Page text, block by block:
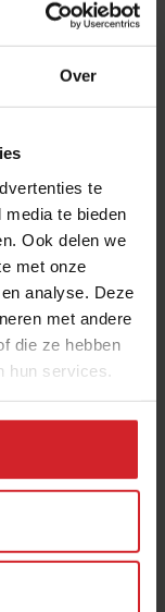
Over
te
te bieden
Ook delen we
met onze
analyse. Deze
met andere
die ze hebben
hun services.
Klik hier
verscholen
in Noord
Levie
door to